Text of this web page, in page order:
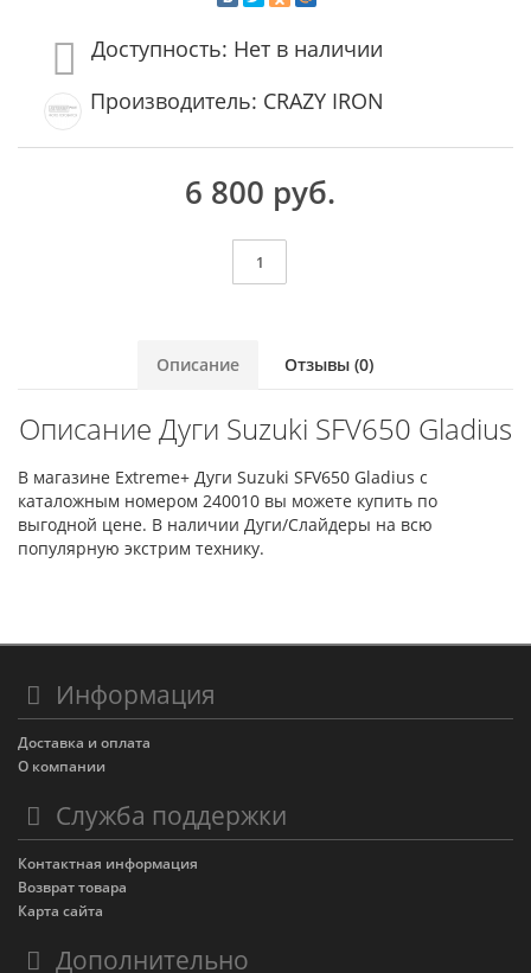
Доступность: Нет в наличии
Производитель: CRAZY IRON
6 800 руб.
Описание Отзывы (0)
Описание Дуги Suzuki SFV650 Gladius
В магазине Extreme+ Дуги Suzuki SFV650 Gladius с
каталожным номером 240010 вы можете купить по
выгодной цене. В наличии Дуги/Слайдеры на всю
популярную экстрим технику.
Информация
Доставка и оплата
О компании
Служба поддержки
Контактная информация
Возврат товара
Карта сайта
Дополнительно